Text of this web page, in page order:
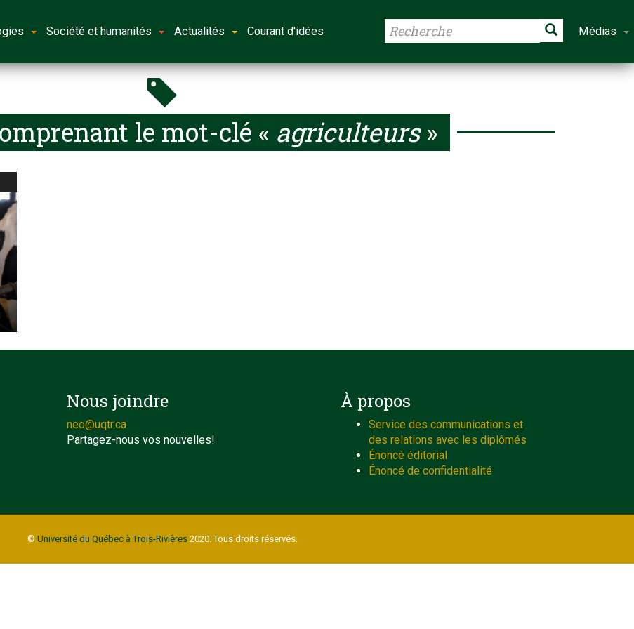
Société et humanités Actualités Courant d'idées Médias
le mot-clé « agriculteurs»
Nous joindre
neo@uqtr.ca
Partagez-nous vos nouvelles!
À propos
Service des communications et
des relations avec les diplômés
Énoncé éditorial
Énoncé de confidentialité
© Université du Québec à Trois-Rivières2020. Tous droits réservés.